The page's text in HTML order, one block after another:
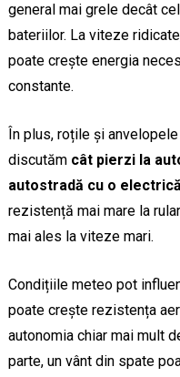
general mai grele decât
bateriilor. La viteze
poate crește energia
constante.
În plus, roțile și
discutăm cât pierzi la
autostradă cu o electrică
rezistență mai mare la
mai ales la viteze mari.
Condițiile meteo pot
poate crește rezistența
autonomia chiar mai mult
parte, un vânt din spate